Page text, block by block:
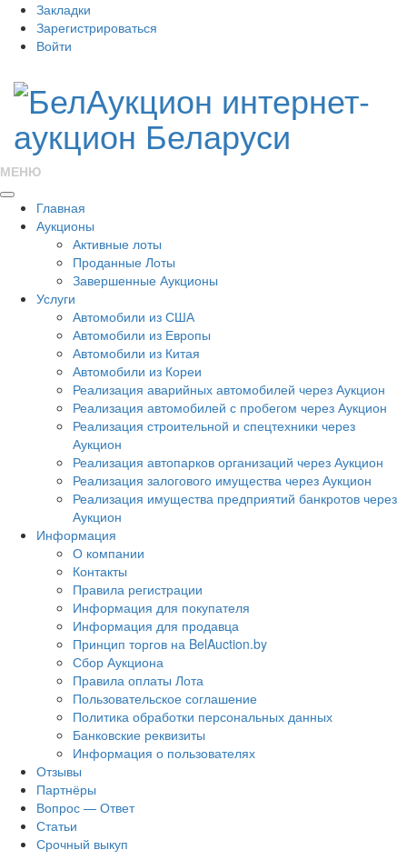
Закладки
Зарегистрироваться
Войти
МЕНЮ
Главная
Аукционы
Активные лоты
Проданные Лоты
Завершенные Аукционы
Услуги
Автомобили из США
Автомобили из Европы
Автомобили из Китая
Автомобили из Кореи
Реализация аварийных автомобилей через Аукцион
Реализация автомобилей с пробегом через Аукцион
Реализация строительной и спецтехники через
Аукцион
Реализация автопарков организаций через Аукцион
Реализация залогового имущества через Аукцион
Реализация имущества предприятий банкротов через
Аукцион
Информация
О компании
Контакты
Правила регистрации
Информация для покупателя
Информация для продавца
Принцип торгов на BelAuction.by
Сбор Аукциона
Правила оплаты Лота
Пользовательское соглашение
Политика обработки персональных данных
Банковские реквизиты
Информация о пользователях
Отзывы
Партнёры
Вопрос — Ответ
Статьи
Срочный выкуп